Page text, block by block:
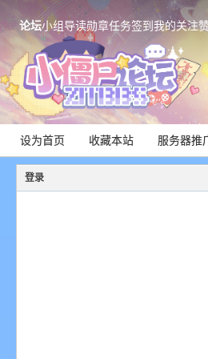
论坛小组导读勋章任务签到我的关注
设为首页 收藏本站 服务器推
登录